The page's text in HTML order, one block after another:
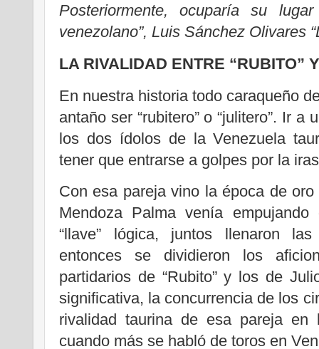
Posteriormente, ocuparía su
venezolano”, Luis Sánchez Olivares
LA RIVALIDAD ENTRE “RUBITO”
En nuestra historia todo caraqueño
antaño ser “rubitero” o “julitero”. Ir
los dos ídolos de la Venezuela
tener que entrarse a golpes por la
Con esa pareja vino la época de
Mendoza Palma venía
“llave” lógica, juntos llenaron
entonces se dividieron los
partidarios de “Rubito” y los de
significativa, la concurrencia de los
rivalidad taurina de esa pareja en
cuando más se habló de toros en